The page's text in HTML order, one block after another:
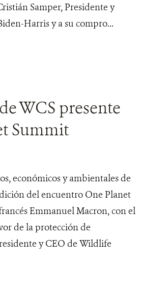
Samper, Presidente y
Harris y a su compro...
WCS presente
Summit
económicos y ambientales de
del encuentro One Planet
Emmanuel Macron, con el
de la protección de
y CEO de Wildlife